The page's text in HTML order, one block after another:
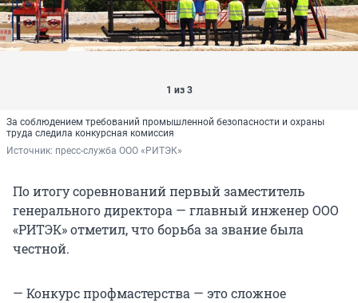
1 из 3
За соблюдением требований промышленной безопасности и охраны
труда следила конкурсная комиссия
Источник: пресс-служба ООО «РИТЭК»
По итогу соревнований первый заместитель
генерального директора — главный инженер ООО
«РИТЭК» отметил, что борьба за звание была
честной.
— Конкурс профмастерства — это сложное